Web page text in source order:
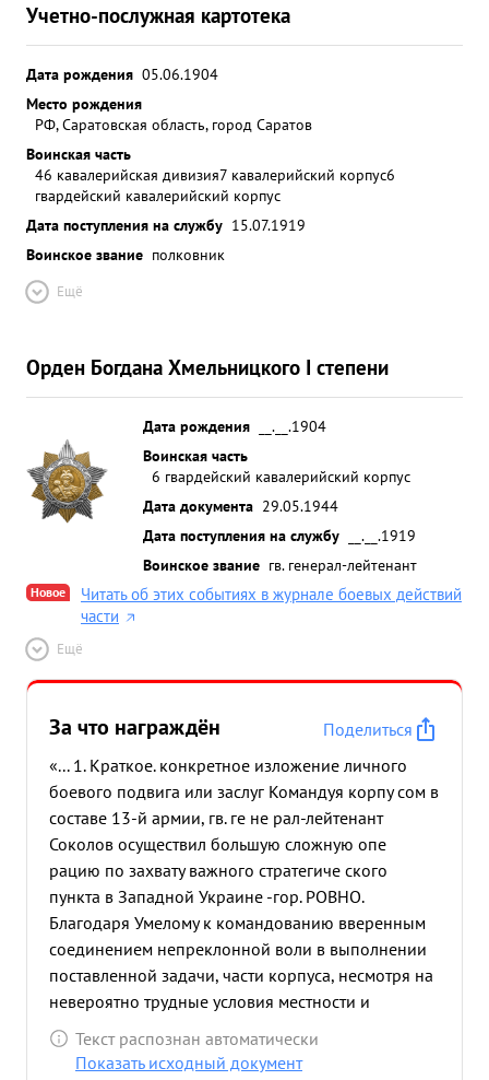
Учетно-послужная картотека
Дата рождения 05.06.1904
Место рождения
РФ, Саратовская область, город Саратов
Воинская часть
46 кавалерийская дивизия7 кавалерийский корпус6
гвардейский кавалерийский корпус
Дата поступления на службу 15.07.1919
Воинское звание полковник
Ещё
Орден Богдана Хмельницкого I степени
Дата рождения
__.__.1904
Воинская часть
6 гвардейский кавалерийский корпус
Дата документа 29.05.1944
Дата поступления на службу
__.__.1919
Воинское звание гв. генерал-лейтенант
Новое
Читать об этих событиях в журнале боевых действий
части
Ещё
За что награждён
Поделиться
«... 1. Краткое. конкретное изложение личного
боевого подвига или заслуг Командуя корпу сом в
составе 13-й армии, гв. ге не рал-лейтенант
Соколов осуществил большую сложную опе
рацию по захвату важного стратегиче ского
пункта в Западной Украине -гор. РОВНО.
Благодаря Умелому к командованию вверенным
соединением непреклонной воли в выполнении
поставленной задачи, части корпуса, несмотря на
невероятно трудные условия местности и
климатические слович 1 2.2.1944 года штурмом
овладели областным центром Украины и крупным
Текст распознан автоматически
Показать исходный документ